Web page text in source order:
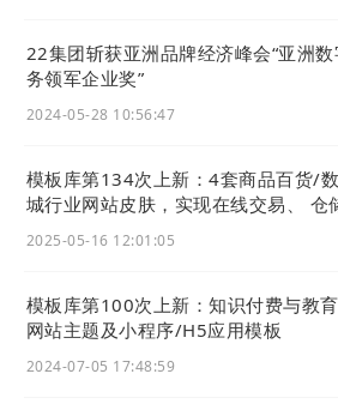
22集团斩获亚洲品牌经济峰会“亚洲
务领军企业奖”
2024-05-28 10:56:47
模板库第134次上新：4套商品百货/
城行业网站皮肤，实现在线交易、 仓
2025-05-16 12:01:05
模板库第100次上新：知识付费与教
网站主题及小程序/H5应用模板
2024-07-05 17:48:59